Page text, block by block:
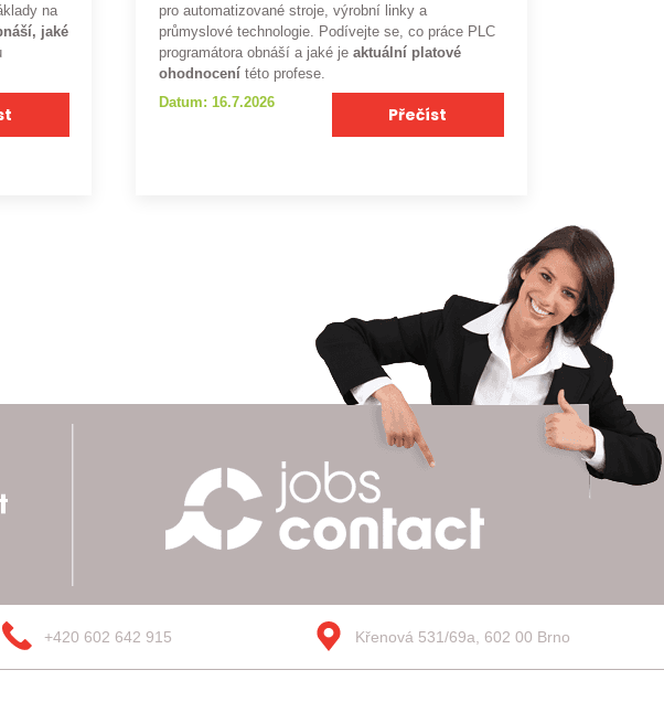
na
jaké
pro automatizované stroje, výrobní linky a
průmyslové technologie. Podívejte se, co práce PLC
programátora obnáší a jaké je aktuální platové
ohodnocení této profese.
Datum: 16.7.2026
Přečíst
+420 602 642 915 Křenová 531/69a, 602 00 Brno